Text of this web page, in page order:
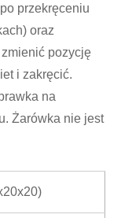
przekręceniu
oraz
pozycję
i zakręcić.
na
Żarówka nie jest